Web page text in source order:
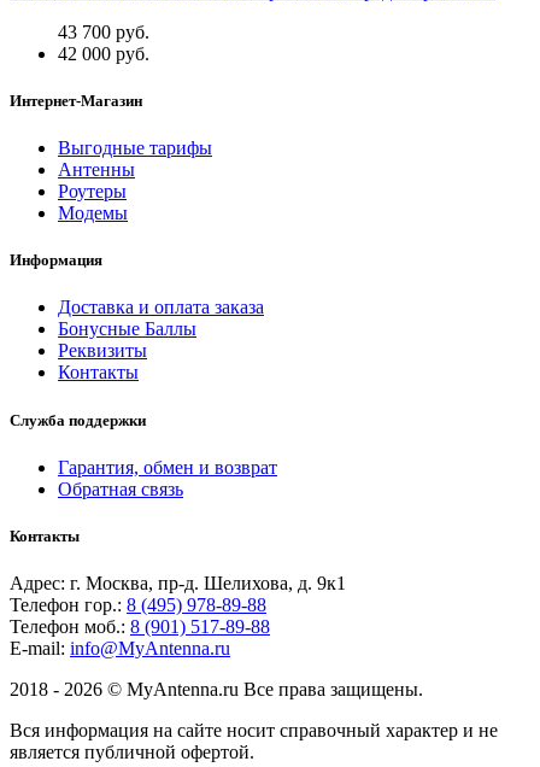
43 700 руб.
42 000 руб.
Интернет-Магазин
Выгодные тарифы
Антенны
Роутеры
Модемы
Информация
Доставка и оплата заказа
Бонусные Баллы
Реквизиты
Контакты
Служба поддержки
Гарантия, обмен и возврат
Обратная связь
Контакты
Адрес: г. Москва, пр-д. Шелихова, д. 9к1
Телефон гор.: 8 (495) 978-89-88
Телефон моб.: 8 (901) 517-89-88
E-mail: info@MyAntenna.ru
2018 - 2026 © MyAntenna.ru Все права защищены.
Вся информация на сайте носит справочный характер и не
является публичной офертой.